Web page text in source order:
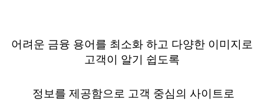
어려운 금융 용어를 최소화 하고 다양한 이미지로
고객이 알기 쉽도록
정보를 제공함으로 고객 중심의 사이트로